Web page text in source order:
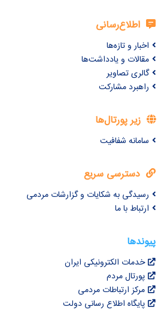
اطلاع‌رسانی
اخبار و تازه‌ها
مقالات و یادداشت‌ها
گالری تصاویر
راهبرد مشارکت
زیر پورتال‌ها
سامانه شفافیت
دسترسی سریع
رسیدگی به شکایات و گزارشات مردمی
ارتباط با ما
پیوندها
خدمات الکترونیکی ایران
پورتال مردم
مرکز ارتباطات مردمی
پایگاه اطلاع رسانی دولت